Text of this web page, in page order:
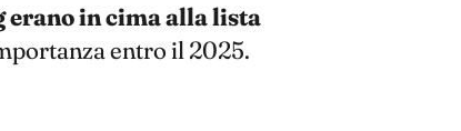
in cima alla lista
entro il 2025.